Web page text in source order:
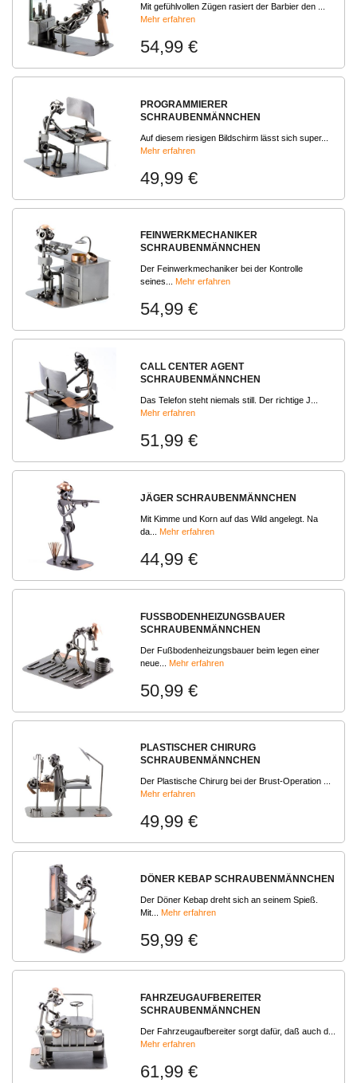
Mit gefühlvollen Zügen rasiert der Barbier den ...
Mehr erfahren
54,99 €
PROGRAMMIERER
SCHRAUBENMÄNNCHEN
Auf diesem riesigen Bildschirm lässt sich super...
Mehr erfahren
49,99 €
FEINWERKMECHANIKER
SCHRAUBENMÄNNCHEN
Der Feinwerkmechaniker bei der Kontrolle
seines... Mehr erfahren
54,99 €
CALL CENTER AGENT
SCHRAUBENMÄNNCHEN
Das Telefon steht niemals still. Der richtige J...
Mehr erfahren
51,99 €
JÄGER SCHRAUBENMÄNNCHEN
Mit Kimme und Korn auf das Wild angelegt. Na
da... Mehr erfahren
44,99 €
FUSSBODENHEIZUNGSBAUER S
CHRAUBENMÄNNCHEN
Der Fußbodenheizungsbauer beim legen einer
neue... Mehr erfahren
50,99 €
PLASTISCHER CHIRURG
SCHRAUBENMÄNNCHEN
Der Plastische Chirurg bei der Brust-Operation ...
Mehr erfahren
49,99 €
DÖNER KEBAP SCHRAUBENMÄNNCHEN
Der Döner Kebap dreht sich an seinem Spieß.
Mit... Mehr erfahren
59,99 €
FAHRZEUGAUFBEREITER
SCHRAUBENMÄNNCHEN
Der Fahrzeugaufbereiter sorgt dafür, daß auch d...
Mehr erfahren
61,99 €